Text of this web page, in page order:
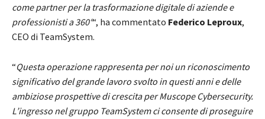
come partner per la trasformazione digitale di aziende e
professionisti a 360°“, ha commentato Federico Leproux,
CEO di TeamSystem.
“Questa operazione rappresenta per noi un riconoscimento
significativo del grande lavoro svolto in questi anni e delle
ambiziose prospettive di crescita per Muscope Cybersecurity.
L’ingresso nel gruppo TeamSystem ci consente di proseguire